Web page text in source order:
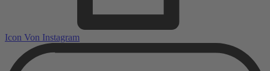
Icon Von Instagram